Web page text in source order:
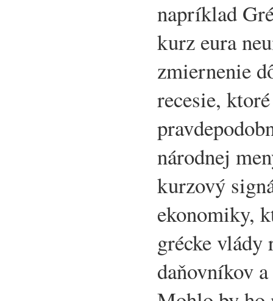
napríklad
kurz eura
zmiernenie
recesie,
národnej
kurzový
ekonomiky,
grécke vlády
daňovníkov